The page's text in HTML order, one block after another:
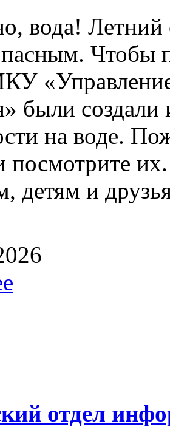
вода! Летний
Чтобы
были
на воде.
посмотрите
детям и
отдел